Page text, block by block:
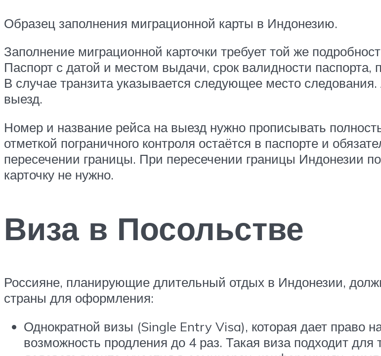
Образец заполнения миграционной карты в Индонезию.
Заполнение миграционной карточки требует той же
Паспорт с датой и местом выдачи, срок валидности
В случае транзита указывается следующее место
выезд.
Номер и название рейса на выезд нужно прописывать
отметкой пограничного контроля остаётся в паспорте и
пересечении границы. При пересечении границы Индонезии
карточку не нужно.
Виза в Посольстве
Россияне, планирующие длительный отдых в Индонезии,
страны для оформления:
Однократной визы (Single Entry Visa), которая дает право
возможность продления до 4 раз. Такая виза подходит для